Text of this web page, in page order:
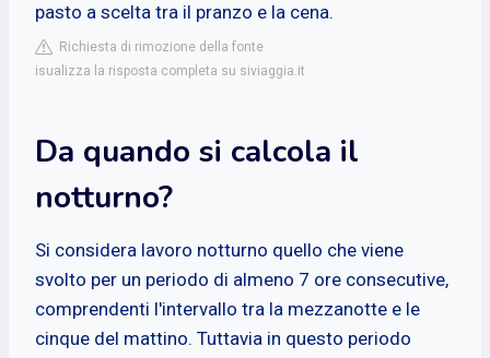
pasto a scelta tra il pranzo e la cena.
Richiesta di rimozione della fonte
isualizza la risposta completa su siviaggia.it
Da quando si calcola il
notturno?
Si considera lavoro notturno quello che viene
svolto per un periodo di almeno 7 ore consecutive,
comprendenti l'intervallo tra la mezzanotte e le
cinque del mattino. Tuttavia in questo periodo